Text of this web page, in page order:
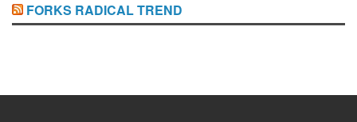
FORKS RADICAL TREND